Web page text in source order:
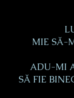
MIE SĂ-
ADU-MI
SĂ FIE